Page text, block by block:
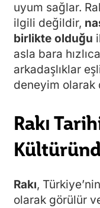
uyum sağlar.
ilgili değildir,
birlikte olduğu
asla bara
arkadaşlıklar
deneyim olarak
Rakı
Rakı,
olarak görülür